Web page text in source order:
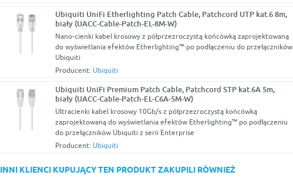
Ubiquiti UniFi Etherlighting Patch Cable, Patchcord UTP kat.6 8m,
biały (UACC-Cable-Patch-EL-8M-W)
Nano-cienki kabel krosowy z półprzezroczystą końcówką zaprojektowaną
do wyświetlania efektów Etherlighting™ po podłączeniu do przełączników
Ubiquiti
Producent: Ubiquiti
Ubiquiti UniFi Premium Patch Cable, Patchcord STP kat.6A 5m,
biały (UACC-Cable-Patch-EL-C6A-5M-W)
Ultracienki kabel krosowy 10Gb/s z półprzezroczystą końcówką
zaprojektowaną do wyświetlania efektów Etherlighting™ po podłączeniu
do przełączników Ubiquiti z serii Enterprise
Producent: Ubiquiti
INNI KLIENCI KUPUJĄCY TEN PRODUKT ZAKUPILI RÓWNIEŻ